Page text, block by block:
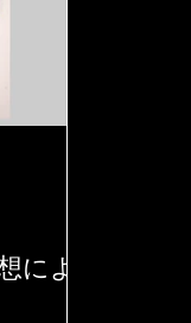
によ